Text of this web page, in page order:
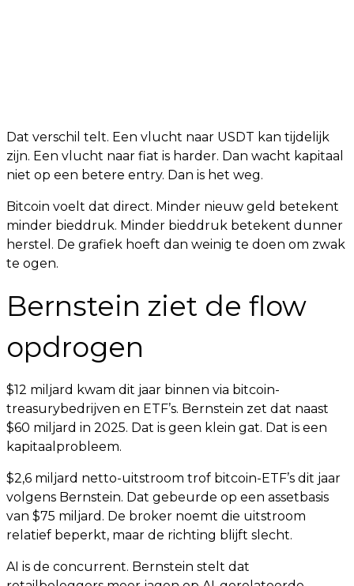
Dat verschil telt. Een vlucht naar USDT kan tijdelijk
zijn. Een vlucht naar fiat is harder. Dan wacht kapitaal
niet op een betere entry. Dan is het weg.
Bitcoin voelt dat direct. Minder nieuw geld betekent
minder bieddruk. Minder bieddruk betekent dunner
herstel. De grafiek hoeft dan weinig te doen om zwak
te ogen.
Bernstein ziet de flow
opdrogen
$12 miljard kwam dit jaar binnen via bitcoin-
treasurybedrijven en ETF’s. Bernstein zet dat naast
$60 miljard in 2025. Dat is geen klein gat. Dat is een
kapitaalprobleem.
$2,6 miljard netto-uitstroom trof bitcoin-ETF’s dit jaar
volgens Bernstein. Dat gebeurde op een assetbasis
van $75 miljard. De broker noemt die uitstroom
relatief beperkt, maar de richting blijft slecht.
AI is de concurrent. Bernstein stelt dat